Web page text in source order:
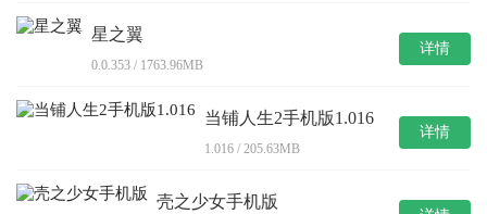
星之翼
0.0.353 / 1763.96MB
详情
当铺人生2手机版1.016
1.016 / 205.63MB
详情
壳之少女手机版